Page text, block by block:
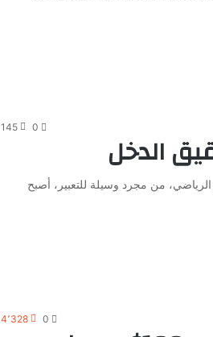
0
145
الدخل
من مجرد وسيلة للتعبير، أصبح
0 4٬328